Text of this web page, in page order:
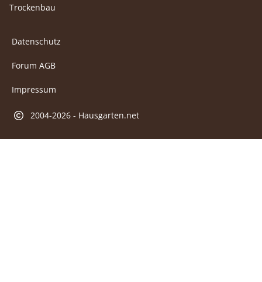
Trockenbau
Datenschutz
Forum AGB
Impressum
2004-2026 - Hausgarten.net